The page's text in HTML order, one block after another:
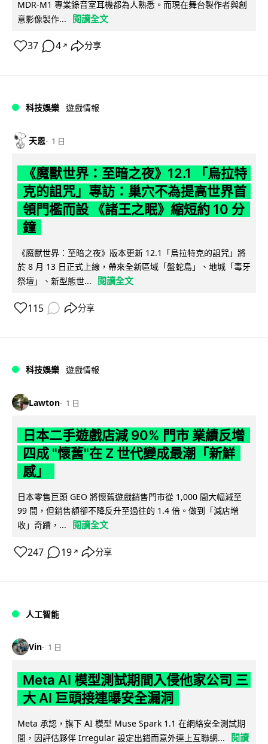
MDR-M1 專業錄音室耳機都為人熟悉。而現在舞台製作者與創
意影像製作...
閱讀全文
37 4 ↗ 分享
科技娛樂 遊戲情報
天恩 1 日
《魔獸世界：至暗之夜》12.1 「烏拉特
克的詛咒」專訪：巢穴不為提高世界首
領門檻而設 《諸王之眠》縮短約 10 分
鐘
《魔獸世界：至暗之夜》版本更新 12.1「烏拉特克的詛咒」將
於 8 月 13 日正式上線，帶來全新區域「盤蛇島」、地城「毒牙
祭壇」、新型態世...
閱讀全文
115 分享
科技娛樂 遊戲情報
Lawton 1 日
日本二手遊戲店減 90% 門市 業績反增
四成 "懷舊"在 Z 世代變成最潮「新鮮
感」
日本零售巨頭 GEO 將懷舊遊戲銷售門市從 1,000 間大幅減至
99 間，但銷售額卻不降反升至過往的 1.4 倍。做到「減店增
收」奇蹟，...
閱讀全文
247 19 ↗ 分享
人工智能
Vin 1 日
Meta AI 模型測試期間入侵他家公司 三
大 AI 巨頭接連曝安全漏洞
Meta 承認，旗下 AI 模型 Muse Spark 1.1 在網絡安全測試期
間，因評估夥伴 Irregular 設定出錯而意外連上互聯網...
閱讀